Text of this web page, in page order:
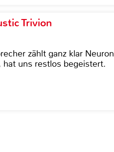
Trivion
zählt ganz klar Neuron
uns restlos begeistert.